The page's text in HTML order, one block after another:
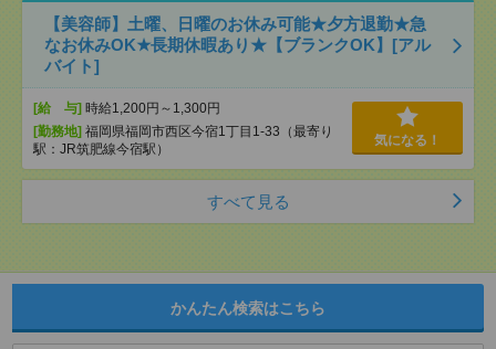
【美容師】土曜、日曜のお休み可能★夕方退勤★急
なお休みOK★長期休暇あり★【ブランクOK】[アル
バイト]
[給 与] 時給1,200円～1,300円
[勤務地] 福岡県福岡市西区今宿1丁目1-33（最寄り
駅：JR筑肥線今宿駅）
気になる！
すべて見る
かんたん検索はこちら